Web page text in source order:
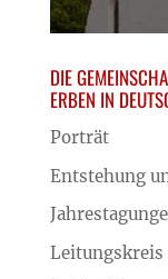
DIE
ERBEN IN
Porträt
Entstehung
Leitungskreis